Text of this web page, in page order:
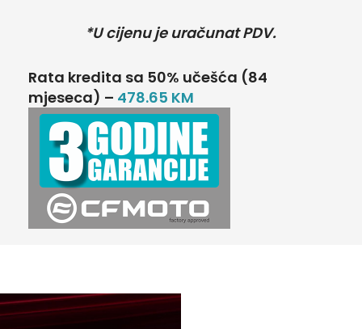
*U cijenu je uračunat PDV.
Rata kredita sa 50% učešća (84
mjeseca) – 478.65 KM